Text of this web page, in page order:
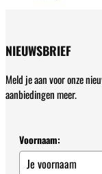
NIEUWSBRIEF
Meld je aan voor onze
aanbiedingen meer.
Voornaam: